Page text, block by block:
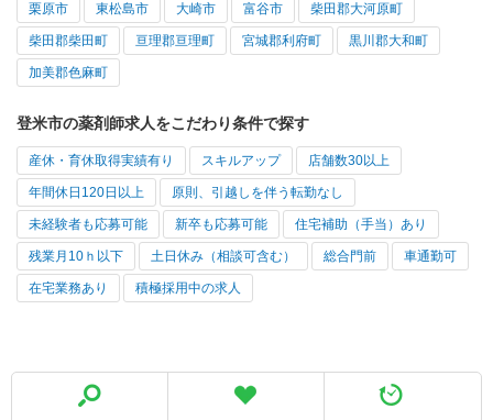
栗原市 東松島市 大崎市 富谷市 柴田郡大河原町
柴田郡柴田町 亘理郡亘理町 宮城郡利府町 黒川郡大和町
加美郡色麻町
登米市の薬剤師求人をこだわり条件で探す
産休・育休取得実績有り スキルアップ 店舗数30以上
年間休日120日以上 原則、引越しを伴う転勤なし
未経験者も応募可能 新卒も応募可能 住宅補助（手当）あり
残業月10ｈ以下 土日休み（相談可含む） 総合門前 車通勤可
在宅業務あり 積極採用中の求人